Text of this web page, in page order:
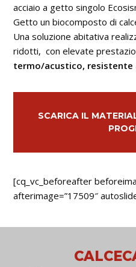
acciaio a getto singolo
Getto un biocomposto di
Una soluzione abitativa
ridotti, con elevate
termo/acustico, resistente
SCARICA IL
[cq_vc_beforeafter
afterimage=”17509″